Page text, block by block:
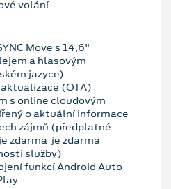
volání
Move s 14,6"
a hlasovým
jazyce)
(OTA)
s online cloudovým
o aktuální informace
zájmů (předplatné
zdarma je zdarma
služby)
funkcí Android Auto